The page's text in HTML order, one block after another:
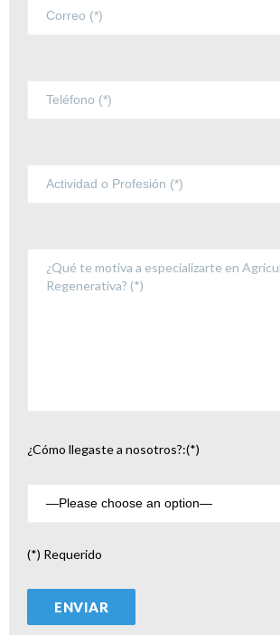
¿Cómo llegaste a nosotros?:(*)
(*) Requerido